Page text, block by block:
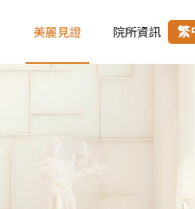
臉部整形
全肋軟骨隆鼻
美麗見證 院所資訊 繁